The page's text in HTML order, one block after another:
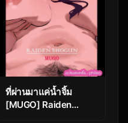
ที่ผ่านมาแค่น้ำจิ้ม
[MUGO] Raiden